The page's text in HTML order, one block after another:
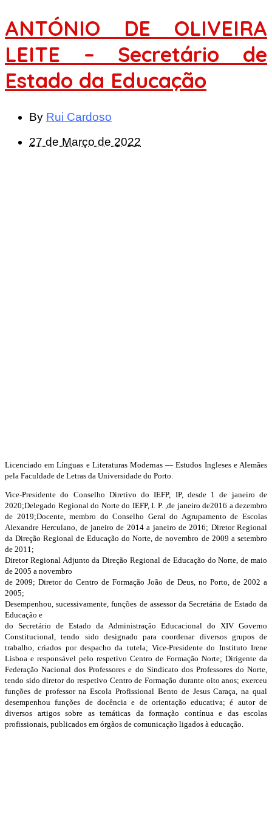
ANTÓNIO DE OLIVEIRA
LEITE – Secretário de
Estado da Educação
By Rui Cardoso
27 de Março de 2022
Licenciado em Línguas e Literaturas Modernas — Estudos Ingleses e Alemães
pela Faculdade de Letras da Universidade do Porto.
Vice-Presidente do Conselho Diretivo do IEFP, IP, desde 1 de janeiro de
2020;Delegado Regional do Norte do IEFP, I. P. ,de janeiro de2016 a dezembro
de 2019;Docente, membro do Conselho Geral do Agrupamento de Escolas
Alexandre Herculano, de janeiro de 2014 a janeiro de 2016; Diretor Regional
da Direção Regional de Educação do Norte, de novembro de 2009 a setembro
de 2011;
Diretor Regional Adjunto da Direção Regional de Educação do Norte, de maio
de 2005 a novembro
de 2009; Diretor do Centro de Formação João de Deus, no Porto, de 2002 a
2005;
Desempenhou, sucessivamente, funções de assessor da Secretária de Estado da
Educação e
do Secretário de Estado da Administração Educacional do XIV Governo
Constitucional, tendo sido designado para coordenar diversos grupos de
trabalho, criados por despacho da tutela; Vice-Presidente do Instituto Irene
Lisboa e responsável pelo respetivo Centro de Formação Norte; Dirigente da
Federação Nacional dos Professores e do Sindicato dos Professores do Norte,
tendo sido diretor do respetivo Centro de Formação durante oito anos; exerceu
funções de professor na Escola Profissional Bento de Jesus Caraça, na qual
desempenhou funções de docência e de orientação educativa; é autor de
diversos artigos sobre as temáticas da formação contínua e das escolas
profissionais, publicados em órgãos de comunicação ligados à educação.